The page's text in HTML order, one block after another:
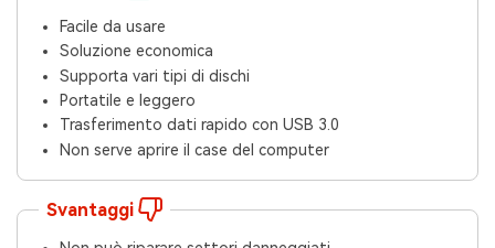
Facile da usare
Soluzione economica
Supporta vari tipi di dischi
Portatile e leggero
Trasferimento dati rapido con USB 3.0
Non serve aprire il case del computer
Svantaggi